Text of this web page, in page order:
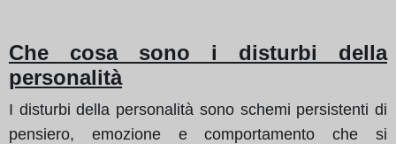
Che cosa sono i disturbi della
personalità
I disturbi della personalità sono schemi persistenti di
pensiero, emozione e comportamento che si